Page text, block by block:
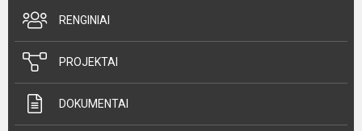
RENGINIAI
PROJEKTAI
DOKUMENTAI